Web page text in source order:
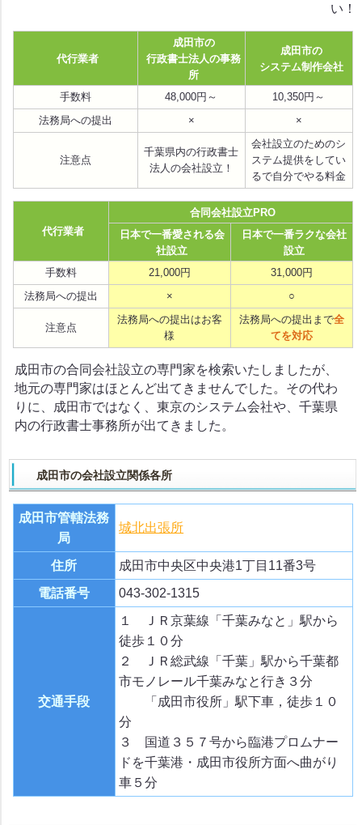
い！
代行業者
成田市の
行政書士法人の事務
所
成田市の
システム制作会社
手数料 48,000円～
10,350円～
法務局への提出
× ×
注意点
千葉県内の行政書士
法人の会社設立！
会社設立のためのシ
ステム提供をしてい
るで自分でやる料金
代行業者
合同会社設立PRO
日本で一番愛される会
社設立
日本で一番ラクな会社
設立
手数料
21,000円
31,000円
法務局への提出
× ○
注意点
法務局への提出はお客
様
法務局への提出まで全
てを対応
成田市の合同会社設立の専門家を検索いたしましたが、
地元の専門家はほとんど出てきませんでした。その代わ
りに、成田市ではなく、東京のシステム会社や、千葉県
内の行政書士事務所が出てきました。
成田市の会社設立関係各所
成田市管轄法務
局
城北出張所
住所
成田市中央区中央港1丁目11番3号
電話番号
043-302-1315
交通手段
１ ＪＲ京葉線「千葉みなと」駅から
徒歩１０分
２ ＪＲ総武線「千葉」駅から千葉都
市モノレール千葉みなと行き３分
「成田市役所」駅下車，徒歩１０
分
３ 国道３５７号から臨港プロムナー
ドを千葉港・成田市役所方面へ曲がり
車５分